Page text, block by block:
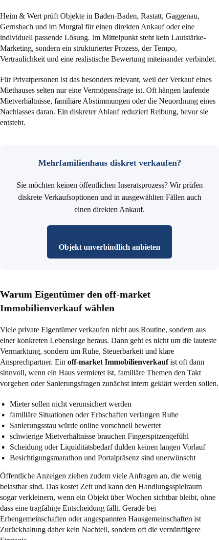
Heim & Wert prüft Objekte in Baden-Baden, Rastatt, Gaggenau,
Gernsbach und im Murgtal für einen direkten Ankauf oder eine
individuell passende Lösung. Im Mittelpunkt steht kein Lautstärke-
Marketing, sondern ein strukturierter Prozess, der Tempo,
Vertraulichkeit und eine realistische Bewertung miteinander verbindet.
Für Privatpersonen ist das besonders relevant, weil der Verkauf eines
Miethauses selten nur eine Vermögensfrage ist. Oft hängen laufende
Mietverhältnisse, familiäre Abstimmungen oder die Neuordnung eines
Nachlasses daran. Ein diskreter Ablauf reduziert Reibung, bevor sie
entsteht.
Mehrfamilienhaus diskret verkaufen?
Sie möchten keinen öffentlichen Inseratsprozess? Wir prüfen
diskrete Verkaufsoptionen und in ausgewählten Fällen auch
einen direkten Ankauf.
Objekt unverbindlich anbieten
Warum Eigentümer den off-market
Immobilienverkauf wählen
Viele private Eigentümer verkaufen nicht aus Routine, sondern aus
einer konkreten Lebenslage heraus. Dann geht es nicht um die lauteste
Vermarktung, sondern um Ruhe, Steuerbarkeit und klare
Ansprechpartner. Ein off-market Immobilienverkaufist oft dann
sinnvoll, wenn ein Haus vermietet ist, familiäre Themen den Takt
vorgeben oder Sanierungsfragen zunächst intern geklärt werden sollen.
Mieter sollen nicht verunsichert werden
familiäre Situationen oder Erbschaften verlangen Ruhe
Sanierungsstau würde online vorschnell bewertet
schwierige Mietverhältnisse brauchen Fingerspitzengefühl
Scheidung oder Liquiditätsbedarf dulden keinen langen Vorlauf
Besichtigungsmarathon und Portalpräsenz sind unerwünscht
Öffentliche Anzeigen ziehen zudem viele Anfragen an, die wenig
belastbar sind. Das kostet Zeit und kann den Handlungsspielraum
sogar verkleinern, wenn ein Objekt über Wochen sichtbar bleibt, ohne
dass eine tragfähige Entscheidung fällt. Gerade bei
Erbengemeinschaften oder angespannten Hausgemeinschaften ist
Zurückhaltung daher kein Nachteil, sondern oft die vernünftigere